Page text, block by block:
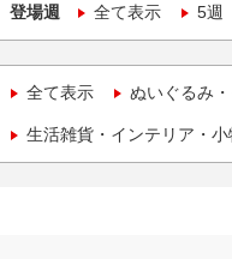
登場週 全て表示 5週
全て表示 ぬいぐるみ
生活雑貨・インテリア・小